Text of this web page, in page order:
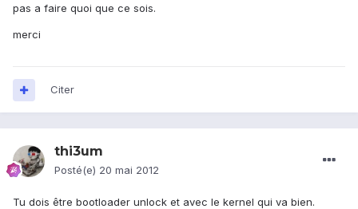
pas a faire quoi que ce sois.
merci
Citer
thi3um
Posté(e) 20 mai 2012
Tu dois être bootloader unlock et avec le kernel qui va bien.